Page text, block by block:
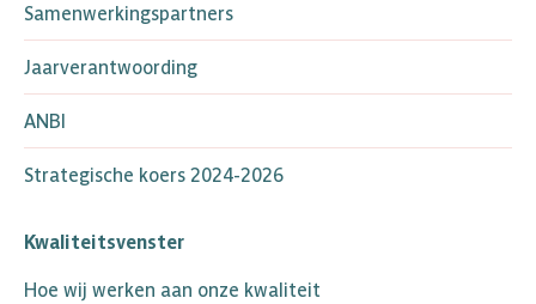
Samenwerkingspartners
Jaarverantwoording
ANBI
Strategische koers 2024-2026
Kwaliteitsvenster
Hoe wij werken aan onze kwaliteit